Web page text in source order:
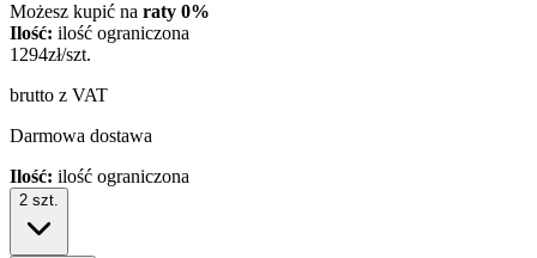
Możesz kupić na raty 0%
Ilość: ilość ograniczona
1294zł/szt.
brutto z VAT
Darmowa dostawa
Ilość: ilość ograniczona
2 szt.